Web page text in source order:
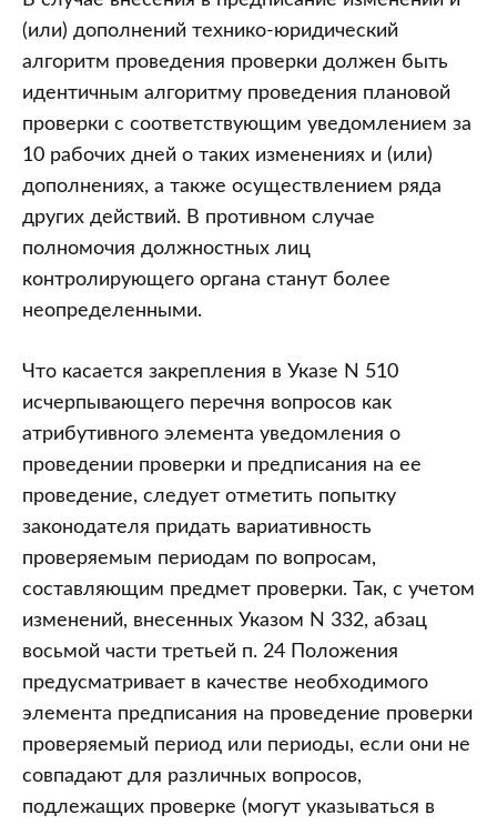
(или) дополнений технико-юридический
алгоритм проведения проверки должен быть
идентичным алгоритму проведения плановой
проверки с соответствующим уведомлением за
10 рабочих дней о таких изменениях и (или)
дополнениях, а также осуществлением ряда
других действий. В противном случае
полномочия должностных лиц
контролирующего органа станут более
неопределенными.
Что касается закрепления в Указе N 510
исчерпывающего перечня вопросов как
атрибутивного элемента уведомления о
проведении проверки и предписания на ее
проведение, следует отметить попытку
законодателя придать вариативность
проверяемым периодам по вопросам,
составляющим предмет проверки. Так, с учетом
изменений, внесенных Указом N 332, абзац
восьмой части третьей п. 24 Положения
предусматривает в качестве необходимого
элемента предписания на проведение проверки
проверяемый период или периоды, если они не
совпадают для различных вопросов,
подлежащих проверке (могут указываться в